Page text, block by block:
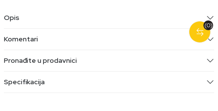
(0)
Opis
Komentari
Pronađite u prodavnici
Specifikacija